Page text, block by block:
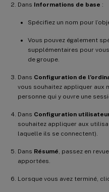
Dans Informations de base :
Spécifiez un nom pour
Vous pouvez également
supplémentaires pour
de groupe.
Dans Configuration de
vous souhaitez appliquer aux
personne qui y ouvre une
Dans Configuration
souhaitez appliquer aux
laquelle ils se connectent).
Dans Résumé , passez en
apportées.
Lorsque vous avez terminé,